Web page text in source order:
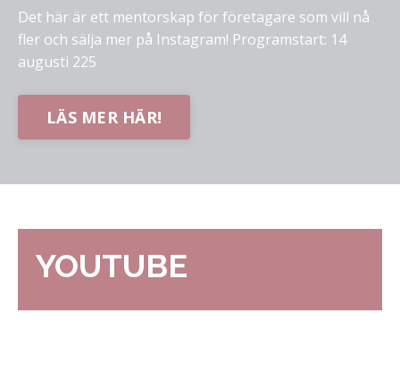
Det här är ett mentorskap för företagare som vill nå
fler och sälja mer på Instagram! Programstart: 14
augusti 225
LÄS MER HÄR!
YOUTUBE